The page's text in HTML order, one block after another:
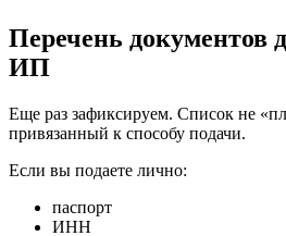
Перечень документов
ИП
Еще раз зафиксируем. Список не
привязанный к способу подачи.
Если вы подаете лично:
паспорт
ИНН